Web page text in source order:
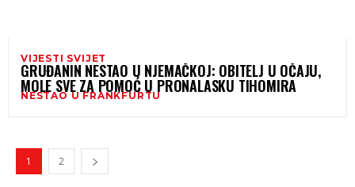
VIJESTI SVIJET
GRUĐANIN NESTAO U NJEMAČKOJ: OBITELJ U OČAJU,
MOLE SVE ZA POMOĆ U PRONALASKU TIHOMIRA
NESTAO U FRANKFURTU
1 2